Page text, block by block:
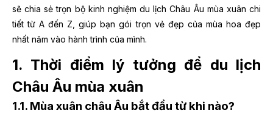
sẽ chia sẻ trọn bộ kinh nghiệm du lịch Châu Âu mùa xuân chi
tiết từ A đến Z, giúp bạn gói trọn vẻ đẹp của mùa hoa đẹp
nhất năm vào hành trình của mình.
1. Thời điểm lý tưởng để du lịch
Châu Âu mùa xuân
1.1. Mùa xuân châu Âu bắt đầu từ khi nào?